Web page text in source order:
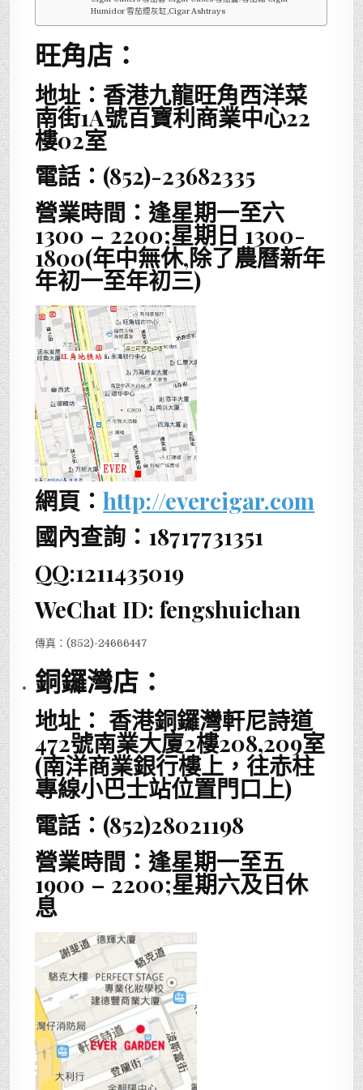
Humidor 雪茄煙灰缸,Cigar Ashtrays
旺角店：
地址：香港九龍旺角西洋菜
南街1A號百寶利商業中心22
樓02室
電話：(852)-23682335
營業時間：逢星期一至六
1300 – 2200;星期日 1300-
1800(年中無休,除了農曆新年
年初一至年初三)
網頁：http://evercigar.com
國內查詢：18717731351
QQ:1211435019
WeChat ID: fengshuichan
傳真：(852)-24666447
銅鑼灣店：
地址： 香港銅鑼灣軒尼詩道
472號南業大廈2樓208,209室
(南洋商業銀行樓上，往赤柱
專線小巴士站位置門口上)
電話：(852)28021198
營業時間：逢星期一至五
1900 – 2200;星期六及日休
息